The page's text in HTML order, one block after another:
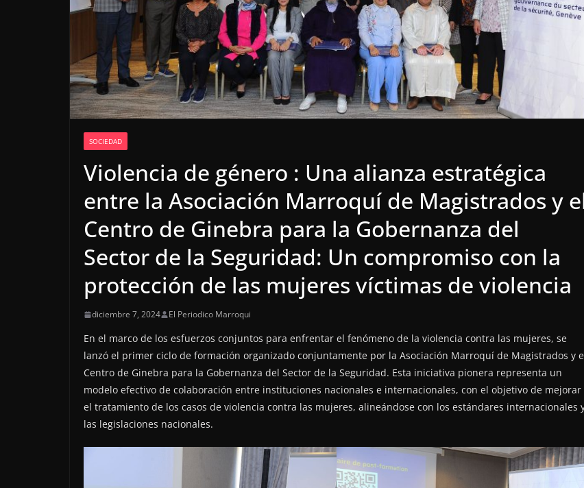
SOCIEDAD
Violencia de género : Una alianza estratégica
entre la Asociación Marroquí de Magistrados y
Centro de Ginebra para la Gobernanza del
Sector de la Seguridad: Un compromiso con la
protección de las mujeres víctimas de violencia
diciembre 7, 2024 El Periodico Marroqui
En el marco de los esfuerzos conjuntos para enfrentar el fenómeno de la violencia contra las mujeres, se
lanzó el primer ciclo de formación organizado conjuntamente por la Asociación Marroquí de Magistrados y
Centro de Ginebra para la Gobernanza del Sector de la Seguridad. Esta iniciativa pionera representa un
modelo efectivo de colaboración entre instituciones nacionales e internacionales, con el objetivo de mejorar
el tratamiento de los casos de violencia contra las mujeres, alineándose con los estándares internacionales
las legislaciones nacionales.